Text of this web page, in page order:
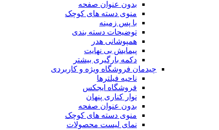
بدون عنوان صفحه
منوی دسته های کوچک
با پس زمینه
توضیحات دسته بندی
همپوشانی هدر
پیمایش بی نهایت
دکمه بارگیری بیشتر
چیدمان فروشگاه ویژه و کاربردی
ناحیه فیلترها
فروشگاه ایجکس
نوار کناری پنهان
بدون عنوان صفحه
منوی دسته های کوچک
نمای لیست محصولات